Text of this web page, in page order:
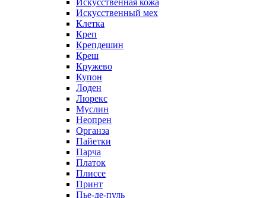
Искусственная кожа
Искусственный мех
Клетка
Креп
Крепдешин
Креш
Кружево
Купон
Лоден
Люрекс
Муслин
Неопрен
Органза
Пайетки
Парча
Платок
Плиссе
Принт
Пье-де-пуль